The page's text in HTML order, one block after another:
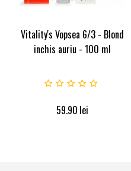
Vitality's Vopsea 6/3 - Blond
inchis auriu - 100 ml
59.90 lei